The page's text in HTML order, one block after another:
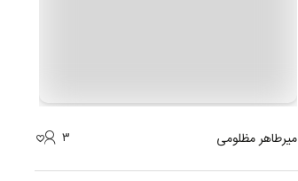
میرطاهر مظلومی ۳